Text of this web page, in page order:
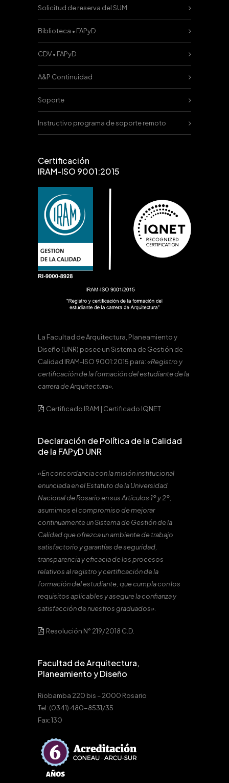
Solicitud de reserva del SUM
Biblioteca • FAPyD
CDV • FAPyD
A&P Continuidad
Soporte
Instructivo programa de soporte remoto
Certificación
IRAM-ISO 9001:2015
La Facultad de Arquitectura, Planeamiento y
Diseño (UNR) posee un Sistema de Gestión de
Calidad IRAM-ISO 9001:2015 para:«Registro y
certificación de la formación del estudiante de la
carrera de Arquitectura».
Certificado IRAM | Certificado IQNET
Declaración de Política de la Calidad
de la FAPyD UNR
«En concordancia con la misión institucional
enunciada en el Estatuto de la Universidad
Nacional de Rosario en sus Artículos 1º y 2º,
asumimos el compromiso de mejorar
continuamente un Sistema de Gestión de la
Calidad que ofrezca un ambiente de trabajo
satisfactorio y garantías de seguridad,
transparencia y eficacia de los procesos
relativos al registro y certificación de la
formación del estudiante, que cumpla con los
requisitos aplicables y asegure la confianza y
satisfacción de nuestros graduados».
Resolución N° 219/2018 C.D.
Facultad de Arquitectura,
Planeamiento y Diseño
Riobamba 220 bis – 2000 Rosario
Tel: (0341) 480-8531/35
Fax: 130